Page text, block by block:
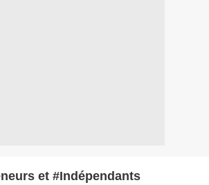
et #Indépendants